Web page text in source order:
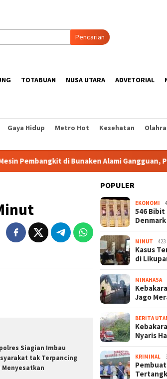
Pencarian
TOTABUAN NUSA UTARA ADVETORIAL
Gaya Hidup Metro Hot Kesehatan
di Bunaken Alami Gangguan, PLN Terus
Siagian Imbau
tak Terpancing
Menyesatkan
POPULER
EKONOMI
546 Bibit
MINUT
Kasus
di
MINAHASA
Jago
BERITA
Nyaris
KRIMINAL